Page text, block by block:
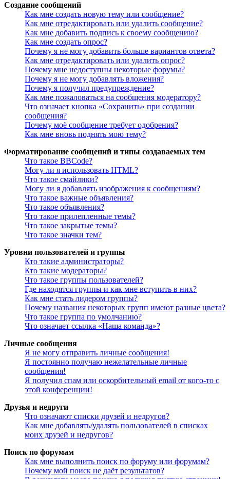
Создание сообщений
Как мне создать новую тему или сообщение?
Как мне отредактировать или удалить сообщение?
Как мне добавить подпись к своему сообщению?
Как мне создать опрос?
Почему я не могу добавить больше вариантов ответа?
Как мне отредактировать или удалить опрос?
Почему мне недоступны некоторые форумы?
Почему я не могу добавлять вложения?
Почему я получил предупреждение?
Как мне пожаловаться на сообщения модератору?
Что означает кнопка «Сохранить» при создании
сообщения?
Почему моё сообщение требует одобрения?
Как мне вновь поднять мою тему?
Форматирование сообщений и типы создаваемых тем
Что такое BBCode?
Могу ли я использовать HTML?
Что такое смайлики?
Могу ли я добавлять изображения к сообщениям?
Что такое важные объявления?
Что такое объявления?
Что такое прилепленные темы?
Что такое закрытые темы?
Что такое значки тем?
Уровни пользователей и группы
Кто такие администраторы?
Кто такие модераторы?
Что такое группы пользователей?
Где находятся группы и как мне вступить в них?
Как мне стать лидером группы?
Почему названия некоторых групп имеют разные цвета?
Что такое группа по умолчанию?
Что означает ссылка «Наша команда»?
Личные сообщения
Я не могу отправить личные сообщения!
Я постоянно получаю нежелательные личные
сообщения!
Я получил спам или оскорбительный email от кого-то с
этой конференции!
Друзья и недруги
Что означают списки друзей и недругов?
Как мне добавлять/удалять пользователей в списках
моих друзей и недругов?
Поиск по форумам
Как мне выполнить поиск по форуму или форумам?
Почему мой поиск не даёт результатов?